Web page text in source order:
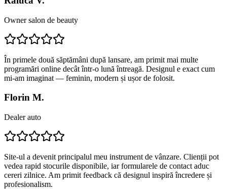
Owner salon de beauty
În primele două săptămâni după lansare, am primit mai multe
programări online decât într-o lună întreagă. Designul e exact cum
mi-am imaginat — feminin, modern și ușor de folosit.
Florin M.
Dealer auto
Site-ul a devenit principalul meu instrument de vânzare. Clienții pot
vedea rapid stocurile disponibile, iar formularele de contact aduc
cereri zilnice. Am primit feedback că designul inspiră încredere și
profesionalism.